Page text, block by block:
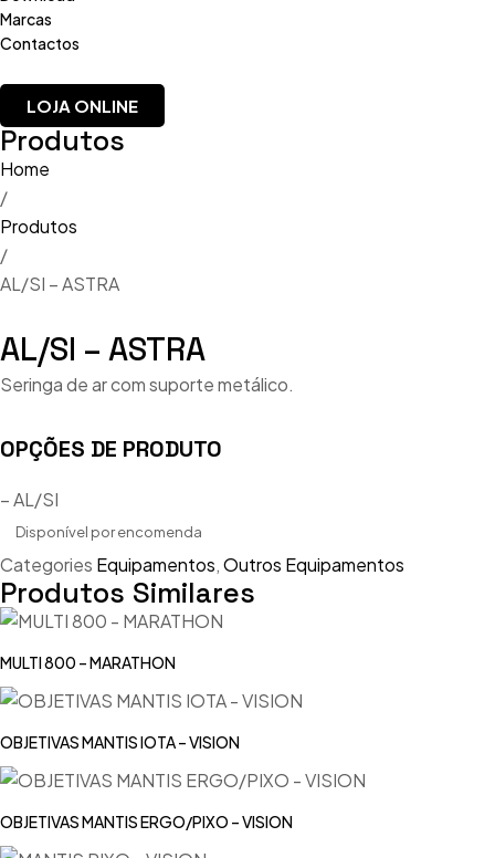
Marcas
Contactos
LOJA ONLINE
Produtos
Home
/
Produtos
/
AL/SI – ASTRA
AL/SI – ASTRA
Seringa de ar com suporte metálico.
OPÇÕES DE PRODUTO
– AL/SI
Disponível por encomenda
Categories Equipamentos,Outros Equipamentos
Produtos Similares
MULTI 800 – MARATHON
OBJETIVAS MANTIS IOTA – VISION
OBJETIVAS MANTIS ERGO/PIXO – VISION